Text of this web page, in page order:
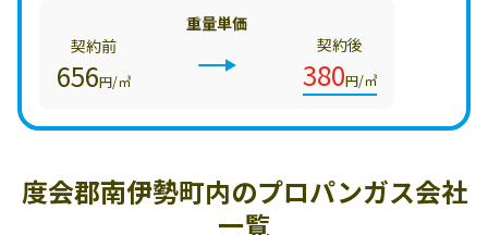
重量単価
契約前
656円/㎥
契約後
380円/㎥
度会郡南伊勢町内のプロパンガス会社
一覧